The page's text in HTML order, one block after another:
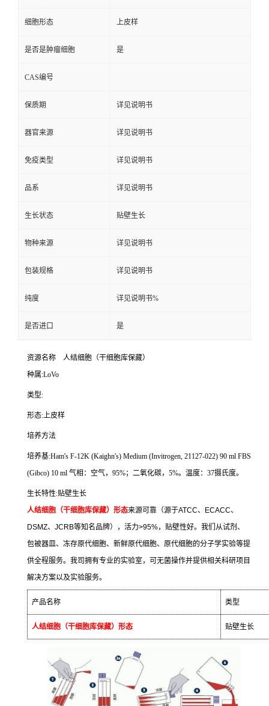
细胞形态 上皮样
是否是肿瘤细胞 是
CAS编号
保质期 详见说明书
器官来源 详见说明书
免疫类型 详见说明书
品系 详见说明书
生长状态 贴壁生长
物种来源 详见说明书
包装规格 详见说明书
纯度 详见说明书%
是否进口 是
资源名称 人结细胞（干细胞库保藏）
种属:LoVo
类型:
形态:上皮样
培养方法
培养基:Ham's F-12K (Kaighn's) Medium (Invitrogen, 21127-022) 90 ml FBS
(Gibco) 10 ml 气相：空气， 95%；二氧化碳， 5%。温度： 37摄氏度。
生长特性:贴壁生长
人结细胞（干细胞库保藏）形态来源可靠（源于ATCC、 ECACC、
DSMZ、 JCRB等知名品牌），活力>95%，贴壁性好。我们从试剂、
包被器皿、冻存原代细胞、新鲜原代细胞、原代细胞的分子学实验等提
供全程服务。我司拥有专业的实验室，可无菌操作并提供相关科研项目
解决方案以及实验服务。
产品名称 类型
人结细胞（干细胞库保藏）形态 贴壁生长